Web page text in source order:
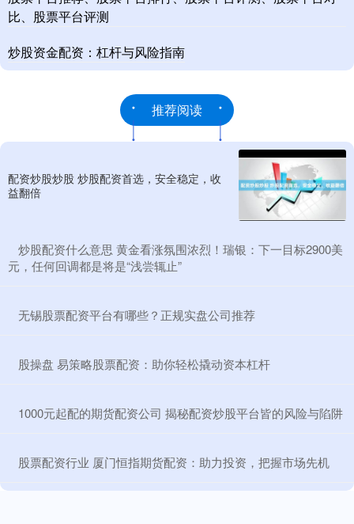
比、股票平台评测
炒股资金配资：杠杆与风险指南
推荐阅读
配资炒股炒股 炒股配资首选，安全稳定，收
益翻倍
​炒股配资什么意思 黄金看涨氛围浓烈！瑞银：下一目标2900美
元，任何回调都是将是“浅尝辄止”
​无锡股票配资平台有哪些？正规实盘公司推荐
​股操盘 易策略股票配资：助你轻松撬动资本杠杆
​1000元起配的期货配资公司 揭秘配资炒股平台皆的风险与陷阱
​股票配资行业 厦门恒指期货配资：助力投资，把握市场先机